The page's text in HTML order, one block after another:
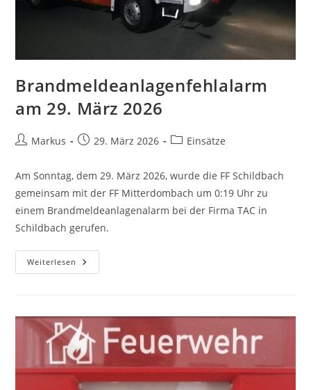
Brandmeldeanlagenfehlalarm
am 29. März 2026
Markus 29. März 2026 Einsätze
Am Sonntag, dem 29. März 2026, wurde die FF Schildbach
gemeinsam mit der FF Mitterdombach um 0:19 Uhr zu
einem Brandmeldeanlagenalarm bei der Firma TAC in
Schildbach gerufen.
Weiterlesen